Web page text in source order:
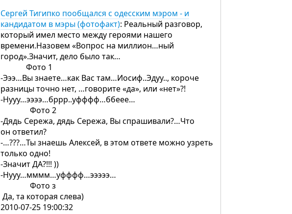
Сергей Тигипко пообщался с одесским мэром - и
кандидатом в мэры (фотофакт): Реальный разговор,
который имел место между героями нашего
времени.Назовем «Вопрос на миллион…ный
город».Значит, дело было так…
Фото 1
-Эээ…Вы знаете…как Вас там…Иосиф..Эдуу.., короче
разницы точно нет, …говорите «да», или «нет»?!
-Нууу…ээээ…бррр..уфффф…ббеее…
Фото 2
-Дядь Сережа, дядь Сережа, Вы спрашивали?…Что
он ответил?
-…???…Ты знаешь Алексей, в этом ответе можно узреть
только одно!
-Значит ДА?!!! ))
-Нууу…мммм…уфффф…эээээ…
Фото з
Да, та которая слева)
2010-07-25 19:00:32